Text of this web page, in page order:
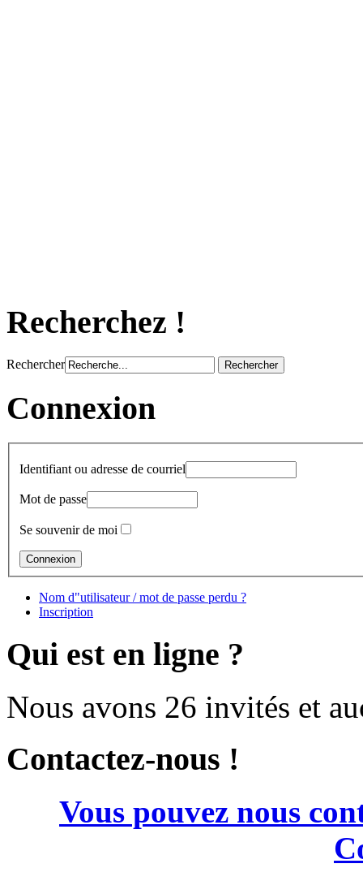
Recherchez !
Rechercher
Connexion
Identifiant ou adresse de courriel
Mot de passe
Se souvenir de moi
Nom d"utilisateur / mot de passe perdu ?
Inscription
Qui est en ligne ?
Nous avons 26 invités et
Contactez-nous !
Vous pouvez nous